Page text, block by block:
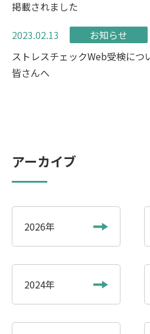
掲載されました
2023.02.13
お知らせ
ストレスチェックWeb受検に
皆さんへ
アーカイブ
2026年
2024年